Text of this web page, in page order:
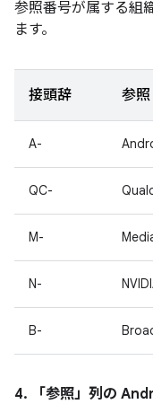
参照番号が属する組
ます。
接頭辞 参照
A-
QC-
M-
N-
B-
4. 「参照」 列の